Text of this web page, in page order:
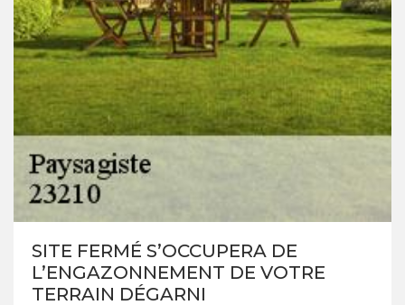
SITE FERMÉ S’OCCUPERA DE
L’ENGAZONNEMENT DE VOTRE
TERRAIN DÉGARNI